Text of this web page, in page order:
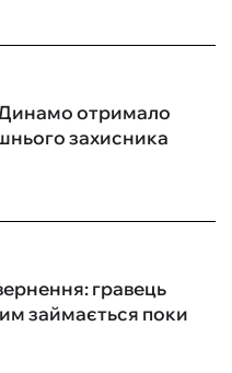
Динамо отримало
захисника
гравець
займається поки